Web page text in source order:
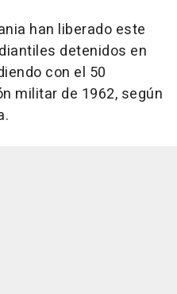
han liberado este
detenidos en
con el 50
militar de 1962, según